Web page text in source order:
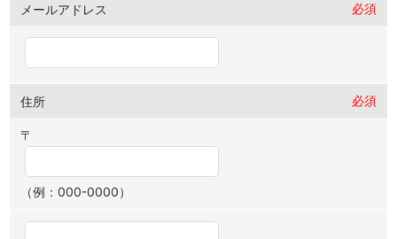
メールアドレス 必須
住所 必須
〒
（例：000-0000）